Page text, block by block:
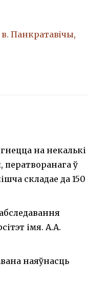
Панкратавічы,
на некалькі
ператворанага ў
складае да 150
імя. А.А.
наяўнасць